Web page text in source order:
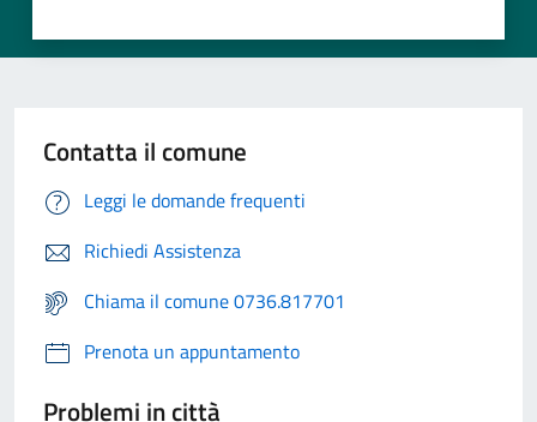
Contatta il comune
Leggi le domande frequenti
Richiedi Assistenza
Chiama il comune 0736.817701
Prenota un appuntamento
Problemi in città